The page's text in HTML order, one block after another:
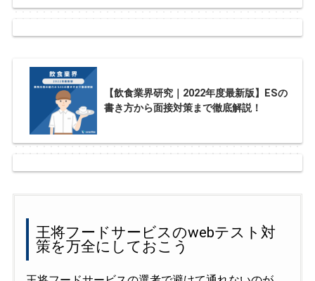
【飲食業界研究｜2022年度最新版】ESの
書き方から面接対策まで徹底解説！
王将フードサービスのwebテスト対
策を万全にしておこう